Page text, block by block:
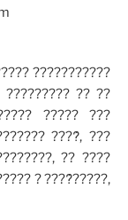
???????????
????????? ?? ??
????? ???
????́, ???
?? ????
? ????́?????,